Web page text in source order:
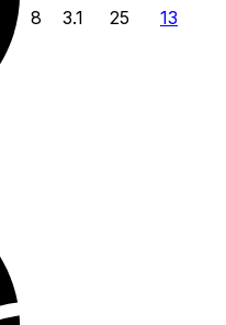
8 3.1 25 13